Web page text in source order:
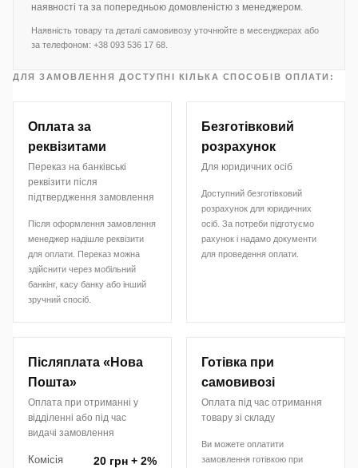
наявності та за попередньою домовленістю з менеджером.
Наявність товару та деталі самовивозу уточнюйте в месенджерах або
за телефоном: +38 093 536 17 68.
ДЛЯ ЗАМОВЛЕННЯ ДОСТУПНІ КІЛЬКА СПОСОБІВ ОПЛАТИ:
Оплата за
реквізитами
Переказ на банківські
реквізити після
підтвердження замовлення
Після оформлення замовлення
менеджер надішле реквізити
для оплати. Переказ можна
здійснити через мобільний
банкінг, касу банку або інший
зручний спосіб.
Безготівковий
розрахунок
Для юридичних осіб
Доступний безготівковий
розрахунок для юридичних
осіб. За потреби підготуємо
рахунок і надамо документи
для проведення оплати.
Післяплата «Нова
Пошта»
Оплата при отриманні у
відділенні або під час
видачі замовлення
Комісія
20 грн + 2%
Готівка при
самовивозі
Оплата під час отримання
товару зі складу
Ви можете оплатити
замовлення готівкою при